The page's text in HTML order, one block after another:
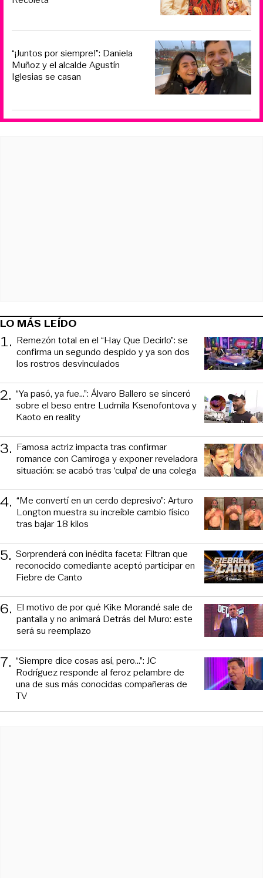
“¡Juntos por siempre!”: Daniela
Muñoz y el alcalde Agustín
Iglesias se casan
LO MÁS LEÍDO
1. Remezón total en el “Hay Que Decirlo”: se
confirma un segundo despido y ya son dos
los rostros desvinculados
2. “Ya pasó, ya fue...”: Álvaro Ballero se sinceró
sobre el beso entre Ludmila Ksenofontova y
Kaoto en reality
3. Famosa actriz impacta tras confirmar
romance con Camiroga y exponer reveladora
situación: se acabó tras ‘culpa’ de una colega
4. “Me convertí en un cerdo depresivo”: Arturo
Longton muestra su increíble cambio físico
tras bajar 18 kilos
5. Sorprenderá con inédita faceta: Filtran que
reconocido comediante aceptó participar en
Fiebre de Canto
6. El motivo de por qué Kike Morandé sale de
pantalla y no animará Detrás del Muro: este
será su reemplazo
7. “Siempre dice cosas así, pero...”: JC
Rodríguez responde al feroz pelambre de
una de sus más conocidas compañeras de
TV